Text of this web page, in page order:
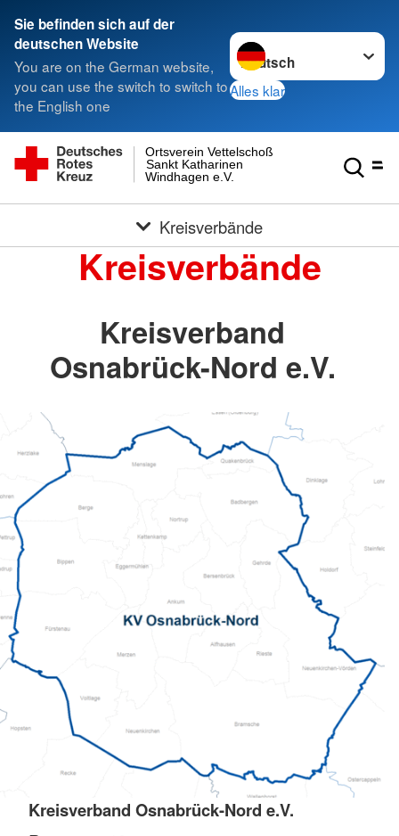
Sie befinden sich auf der
deutschen Website
You are on the German website,
you can use the switch to switch to
the English one
Sprache wechseln zu
Alles klar
Windhagen e.V.
Sankt Katharinen
Ortsverein Vettelschoß
Kreisverbände
Kreisverbände
Kreisverband
Osnabrück-Nord e.V.
Kreisverband Osnabrück-Nord e.V.